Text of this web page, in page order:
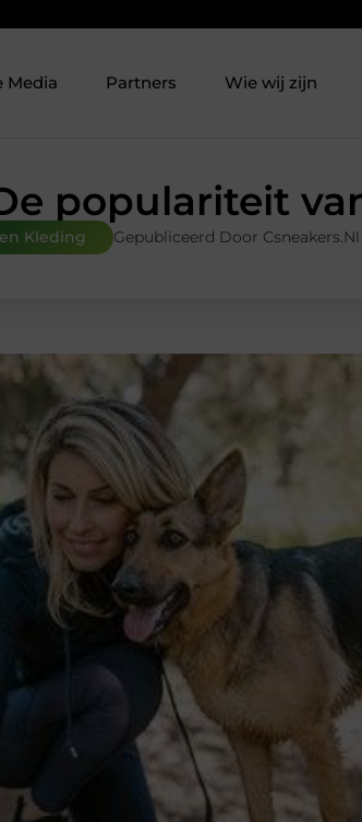
Media Partners Wie wij zijn
populariteit
Kleding Gepubliceerd Door Csneakers.nl